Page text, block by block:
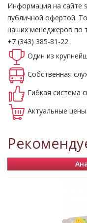
Информация на сайте
публичной офертой.
наших менеджеров по
+7 (343) 385-81-22.
Один из
Собственная
Гибкая система
Актуальные